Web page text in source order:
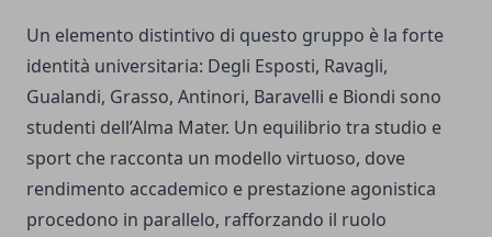
Un elemento distintivo di questo gruppo è la forte
identità universitaria: Degli Esposti, Ravagli,
Gualandi, Grasso, Antinori, Baravelli e Biondi sono
studenti dell’Alma Mater. Un equilibrio tra studio e
sport che racconta un modello virtuoso, dove
rendimento accademico e prestazione agonistica
procedono in parallelo, rafforzando il ruolo